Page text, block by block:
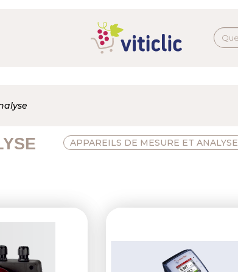
APPAREILS DE MESURE ET ANALYSE